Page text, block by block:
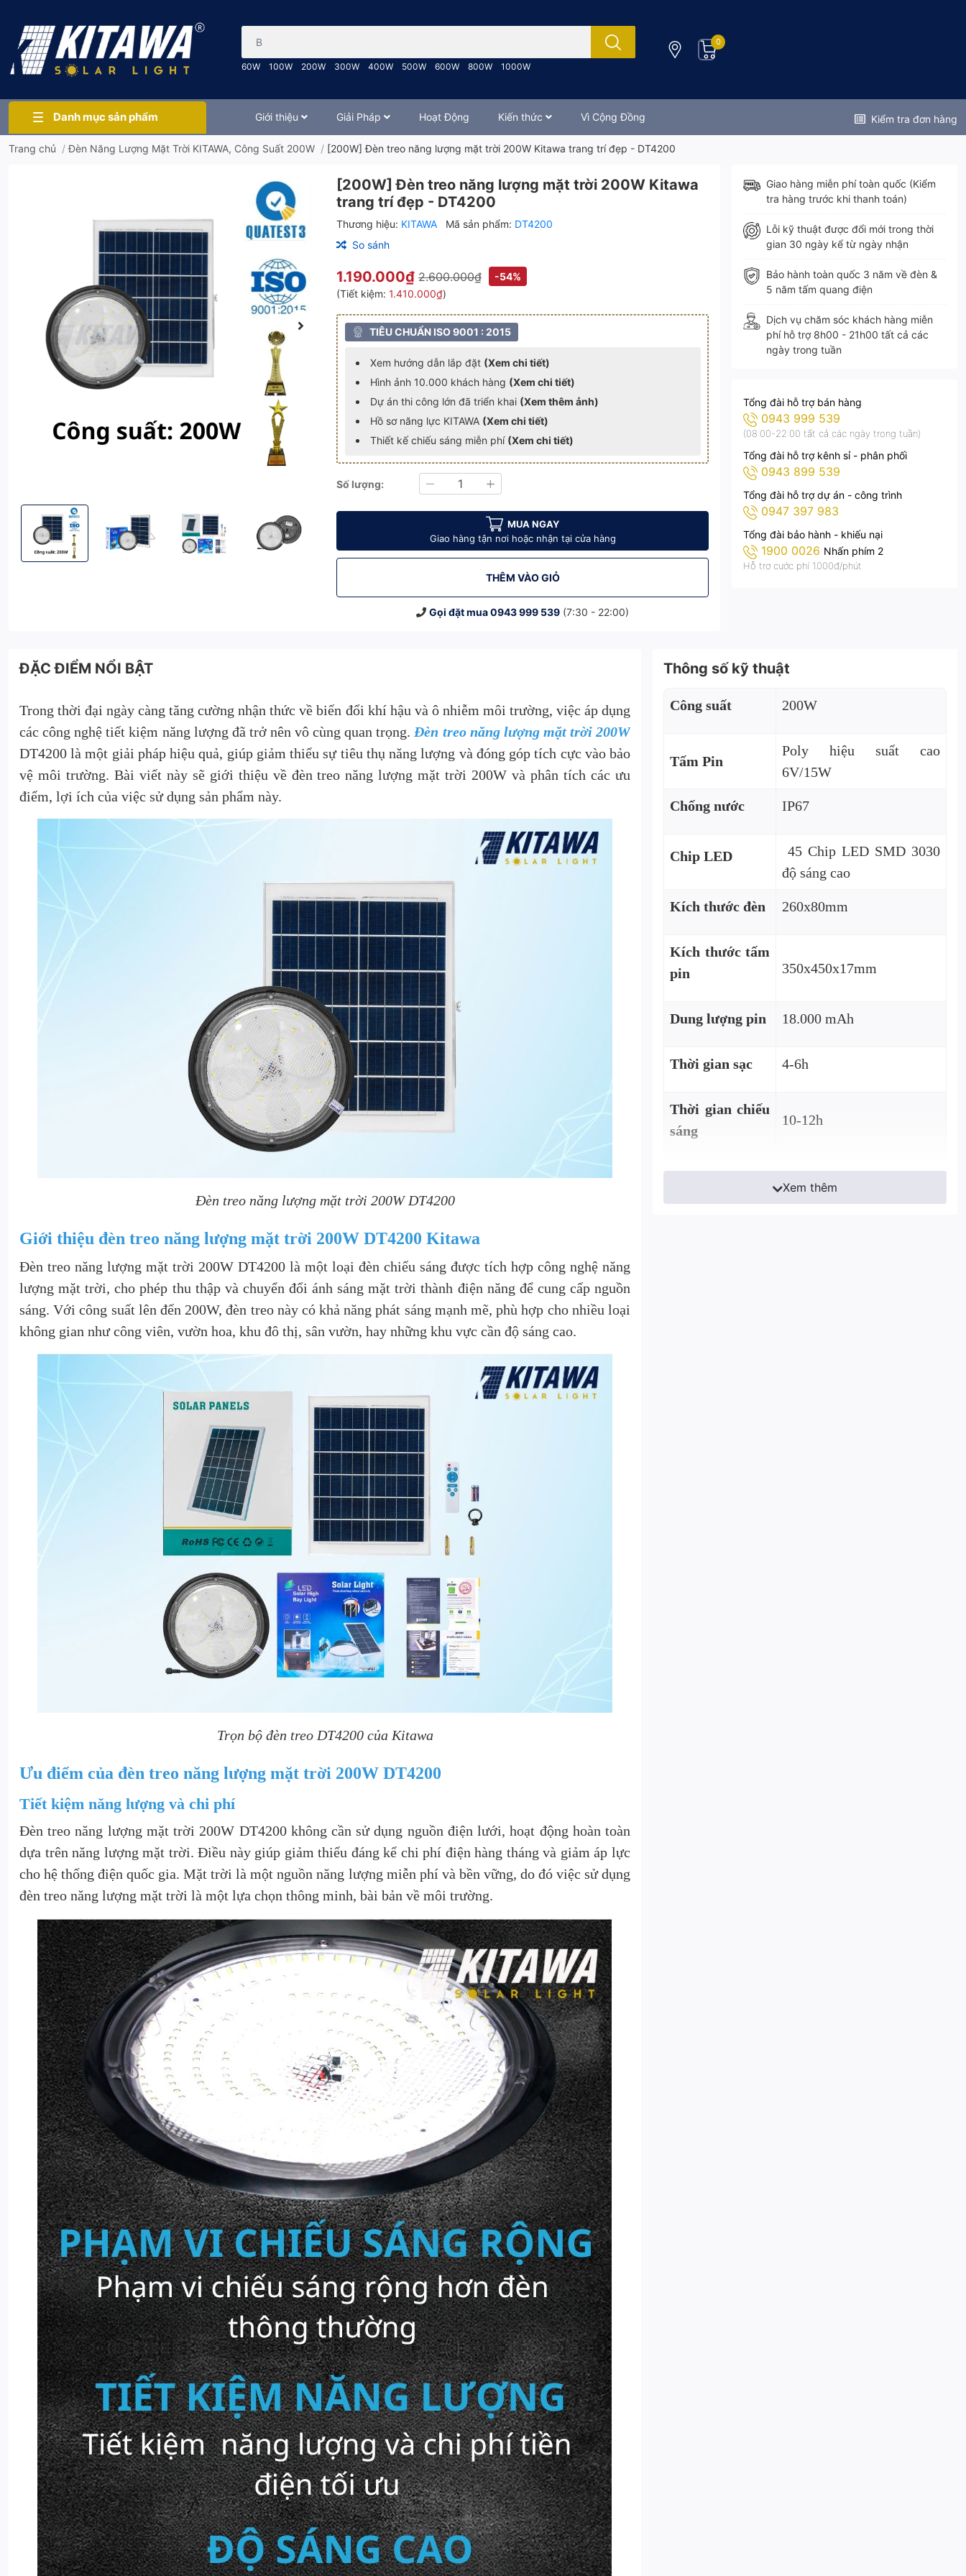
60W 100W 200W 300W 400W 500W 600W 800W 1000W
0
Danh mục sản phẩm Giới thiệu Giải Pháp Hoạt Động Kiến thức Vì Cộng Đồng Kiểm tra đơn hàng
Trang chủ /Đèn Năng Lượng Mặt Trời KITAWA, Công Suất 200W / [200W] Đèn treo năng lượng mặt trời 200W Kitawa trang trí đẹp - DT4200
[200W] Đèn treo năng lượng mặt trời 200W Kitawa trang trí đẹp - DT4200
[200W] Đèn treo năng lượng mặt trời 200W Kitawa trang trí đẹp - DT4200
[200W] Đèn treo năng lượng mặt trời 200W Kitawa trang trí đẹp - DT4200
[200W] Đèn treo năng lượng mặt trời 200W Kitawa trang trí đẹp - DT4200
[200W] Đèn treo năng lượng mặt trời 200W Kitawa trang trí đẹp - DT4200
[200W] Đèn treo năng lượng mặt trời 200W Kitawa trang trí đẹp - DT4200
[200W] Đèn treo năng lượng mặt trời 200W Kitawa trang trí đẹp - DT4200
[200W] Đèn treo năng lượng mặt trời 200W Kitawa trang trí đẹp - DT4200
[200W] Đèn treo năng lượng mặt trời 200W Kitawa
trang trí đẹp - DT4200
Thương hiệu: KITAWA Mã sản phẩm: DT4200
So sánh
1.190.000₫ 2.600.000₫
-54%
(Tiết kiệm: 1.410.000₫)
TIÊU CHUẨN ISO 9001 : 2015
Xem hướng dẫn lắp đặt (Xem chi tiết)
Hình ảnh 10.000 khách hàng (Xem chi tiết)
Dự án thi công lớn đã triển khai (Xem thêm ảnh)
Hồ sơ năng lực KITAWA (Xem chi tiết)
Thiết kế chiếu sáng miễn phí (Xem chi tiết)
Số lượng:
Giảm Tăng
MUA NGAY
Giao hàng tận nơi hoặc nhận tại cửa hàng
THÊM VÀO GIỎ
Gọi đặt mua0943 999 539 (7:30 - 22:00)
Giao hàng miễn phí toàn quốc (Kiểm
tra hàng trước khi thanh toán)
Lỗi kỹ thuật được đổi mới trong thời
gian 30 ngày kể từ ngày nhận
Bảo hành toàn quốc 3 năm về đèn &
5 năm tấm quang điện
Dịch vụ chăm sóc khách hàng miễn
phí hỗ trợ 8h00 - 21h00 tất cả các
ngày trong tuần
Tổng đài hỗ trợ bán hàng
0943 999 539
(08:00-22:00 tất cả các ngày trong tuần)
Tổng đài hỗ trợ kênh sỉ - phân phối
0943 899 539
Tổng đài hỗ trợ dự án - công trình
0947 397 983
Tổng đài bảo hành - khiếu nại
1900 0026 Nhấn phím 2
Hỗ trợ cước phí 1.000đ/phút
ĐẶC ĐIỂM NỔI BẬT
Trong thời đại ngày càng tăng cường nhận thức về biến đổi khí hậu và ô nhiễm môi trường, việc áp dụng
các công nghệ tiết kiệm năng lượng đã trở nên vô cùng quan trọng. Đèn treo năng lượng mặt trời 200W
DT4200 là một giải pháp hiệu quả, giúp giảm thiểu sự tiêu thụ năng lượng và đóng góp tích cực vào bảo
vệ môi trường. Bài viết này sẽ giới thiệu về đèn treo năng lượng mặt trời 200W và phân tích các ưu
điểm, lợi ích của việc sử dụng sản phẩm này.
Đèn treo năng lượng mặt trời 200W DT4200
Giới thiệu đèn treo năng lượng mặt trời 200W DT4200 Kitawa
Đèn treo năng lượng mặt trời 200W DT4200 là một loại đèn chiếu sáng được tích hợp công nghệ năng
lượng mặt trời, cho phép thu thập và chuyển đổi ánh sáng mặt trời thành điện năng để cung cấp nguồn
sáng. Với công suất lên đến 200W, đèn treo này có khả năng phát sáng mạnh mẽ, phù hợp cho nhiều loại
không gian như công viên, vườn hoa, khu đô thị, sân vườn, hay những khu vực cần độ sáng cao.
Trọn bộ đèn treo DT4200 của Kitawa
Ưu điểm của đèn treo năng lượng mặt trời 200W DT4200
Tiết kiệm năng lượng và chi phí
Đèn treo năng lượng mặt trời 200W DT4200 không cần sử dụng nguồn điện lưới, hoạt động hoàn toàn
dựa trên năng lượng mặt trời. Điều này giúp giảm thiểu đáng kể chi phí điện hàng tháng và giảm áp lực
cho hệ thống điện quốc gia. Mặt trời là một nguồn năng lượng miễn phí và bền vững, do đó việc sử dụng
đèn treo năng lượng mặt trời là một lựa chọn thông minh, bài bản về môi trường.
Thông số kỹ thuật
Công suất 200W
Tấm Pin
Poly hiệu suất cao
6V/15W
Chống nước IP67
Chip LED
45 Chip LED SMD 3030
độ sáng cao
Kích thước đèn 260x80mm
Kích thước tấm
pin
350x450x17mm
Dung lượng pin 18.000 mAh
Thời gian sạc 4-6h
Thời gian chiếu
sáng
10-12h
Xem thêm